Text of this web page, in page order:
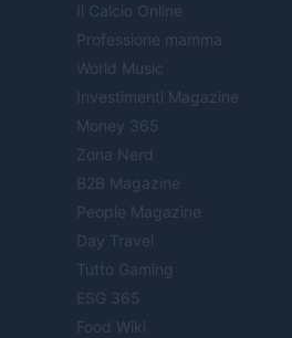
Il Calcio Online
Professione mamma
World Music
Investimenti Magazine
Money 365
Zona Nerd
B2B Magazine
People Magazine
Day Travel
Tutto Gaming
ESG 365
Food Wiki